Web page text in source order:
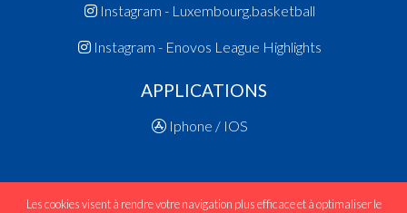
Instagram - Luxembourg.basketball
Instagram - Enovos League Highlights
APPLICATIONS
Iphone / IOS
Les cookies visent à rendre votre navigation plus efficace et à optimaliser le